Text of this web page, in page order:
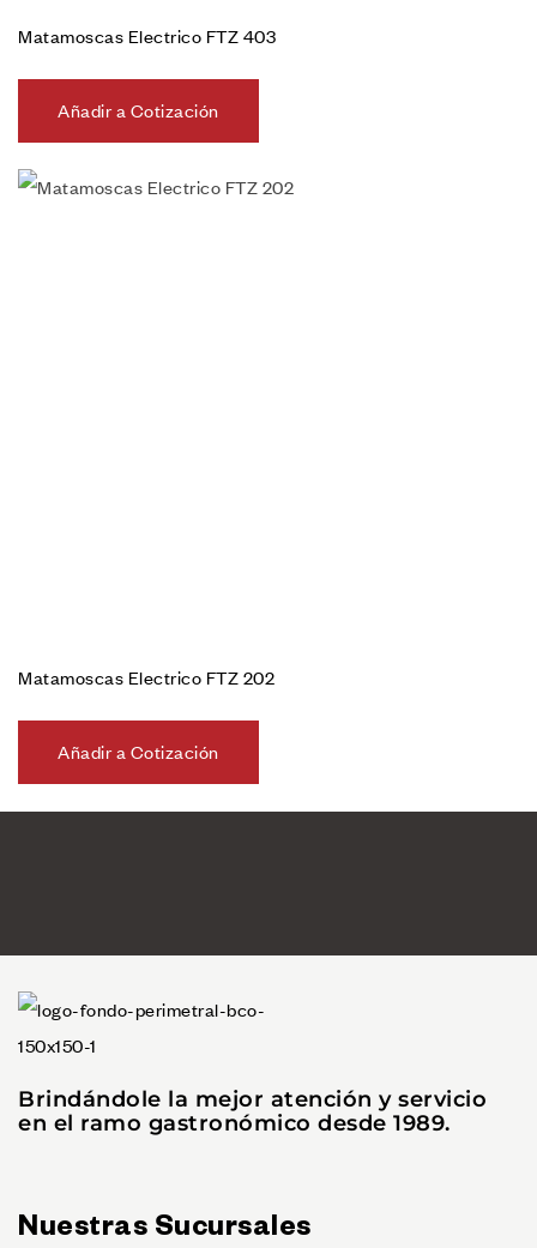
Matamoscas Electrico FTZ 403
Añadir a Cotización
Matamoscas Electrico FTZ 202
Añadir a Cotización
Brindándole la mejor atención y servicio
en el ramo gastronómico desde 1989.
Nuestras Sucursales